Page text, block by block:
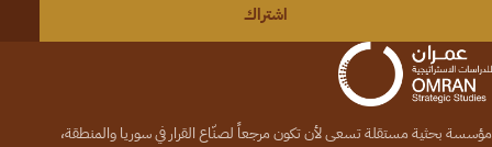
اشتراك
مؤسسة بحثية مستقلة تسعى لأن تكون مرجعاً لصنّاع القرار في سوريا والمنطقة،